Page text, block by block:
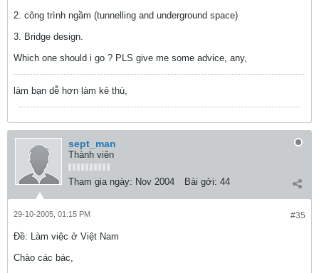
2. công trình ngầm (tunnelling and underground space)
3. Bridge design.
Which one should i go ? PLS give me some advice, any,
làm bạn dễ hơn làm kẻ thù,
sept_man
Thành viên
Tham gia ngày: Nov 2004 Bài gởi: 44
#35
29-10-2005, 01:15 PM
Ðề: Làm việc ở Việt Nam
Chào các bác,